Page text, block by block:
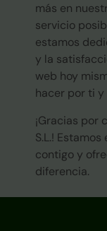
más en
servicio
estamos
y la
web hoy
hacer por ti y
¡Gracias por
S.L.!
contigo y
diferencia.